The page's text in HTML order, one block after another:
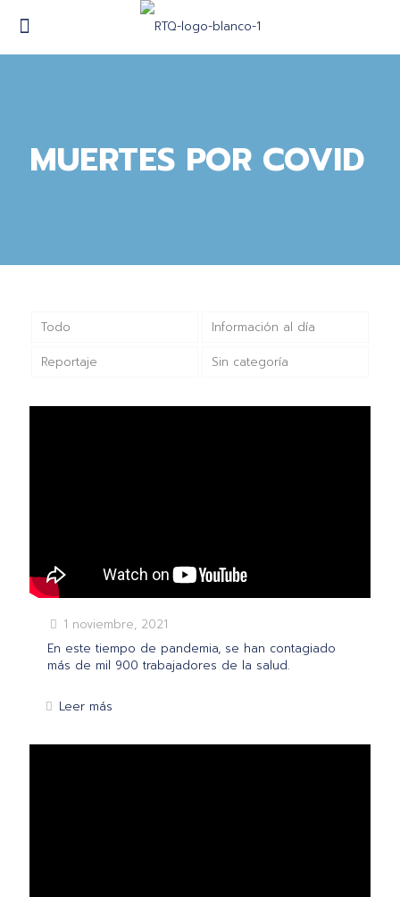
MUERTES POR COVID
Todo Información al día
Reportaje Sin categoría
1 noviembre, 2021
En este tiempo de pandemia, se han contagiado
más de mil 900 trabajadores de la salud.
Leer más